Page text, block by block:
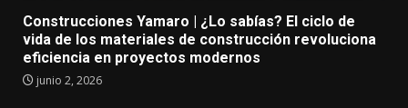
Construcciones Yamaro | ¿Lo sabías? El ciclo de
vida de los materiales de construcción revoluciona
eficiencia en proyectos modernos
junio 2, 2026